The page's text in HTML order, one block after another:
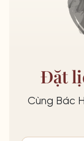
Đặt
Cùng Bác